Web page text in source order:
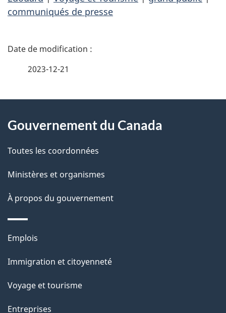
communiqués de presse
D
i
l
s
d
e
l
a
p
a
2023-12-21
propos
de
ce
site
Gouvernement du Canada
Toutes les coordonnées
Ministères et organismes
À propos du gouvernement
Thèmes
sujets
Emplois
Immigration et citoyenneté
Voyage et tourisme
Entreprises